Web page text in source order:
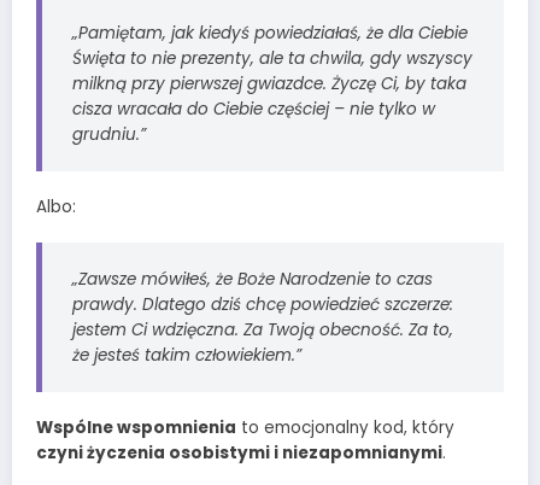
„Pamiętam, jak kiedyś powiedziałaś, że dla Ciebie
Święta to nie prezenty, ale ta chwila, gdy wszyscy
milkną przy pierwszej gwiazdce. Życzę Ci, by taka
cisza wracała do Ciebie częściej – nie tylko w
grudniu.”
Albo:
„Zawsze mówiłeś, że Boże Narodzenie to czas
prawdy. Dlatego dziś chcę powiedzieć szczerze:
jestem Ci wdzięczna. Za Twoją obecność. Za to,
że jesteś takim człowiekiem.”
Wspólne wspomnienia to emocjonalny kod, który
czyni życzenia osobistymi i niezapomnianymi.